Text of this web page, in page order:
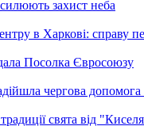
захист неба
в Харкові: справу
Посолка Євросоюзу
чергова допомога
свята від